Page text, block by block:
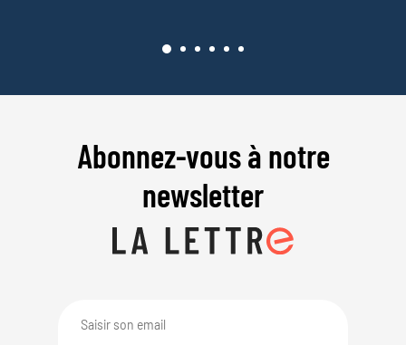
Abonnez-vous à notre
newsletter